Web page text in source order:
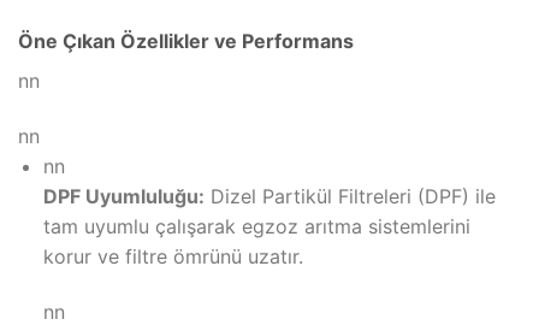
Öne Çıkan Özellikler ve Performans
nn
nn
nn
DPF Uyumluluğu: Dizel Partikül Filtreleri (DPF) ile
tam uyumlu çalışarak egzoz arıtma sistemlerini
korur ve filtre ömrünü uzatır.
nn